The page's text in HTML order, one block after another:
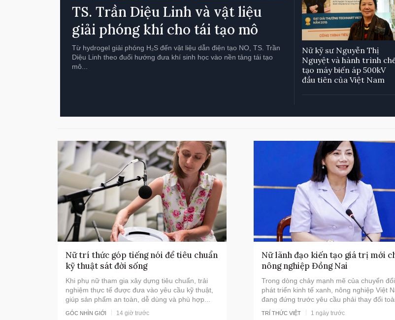
TS. Trần Diệu Linh và vật liệu
giải phóng khí cho tái tạo mô
Từ hydrogel giải phóng H₂S đến vật liệu dẫn điện tạo NO, TS. Trần
Diệu Linh theo đuổi hướng đưa khí sinh học vào nền tảng tái tạo
mô...
Nữ kỹ sư Nguyễn Thị
Nguyệt và hành trình
tạo máy biến áp 500kV
đầu tiên của Việt Nam
Nữ trí thức góp tiếng nói để tiêu chuẩn
kỹ thuật sát đời sống
Khi phụ nữ tham gia xây dựng tiêu chuẩn, trải
nghiệm thực tế được đưa vào yêu cầu kỹ thuật,
giúp sản phẩm an toàn, dễ dùng và phù hợp...
GÓC NHÌN GIỚI 14 giờ trước
Nữ lãnh đạo kiến tạo giá trị mới
nông nghiệp Đồng Nai
Trong dòng chảy mạnh mẽ của chuyển
phát triển kinh tế xanh, nông nghiệp Việt
đang đứng trước yêu cầu phải thay đổi
TRÍ THỨC VIỆT 1 ngày trước